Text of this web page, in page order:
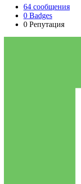
64 сообщения
0 Badges
0 Репутация